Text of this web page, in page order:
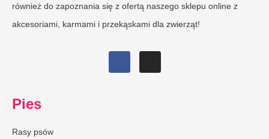
również do zapoznania się z ofertą naszego sklepu online z
akcesoriami, karmami i przekąskami dla zwierząt!
Pies
Rasy psów